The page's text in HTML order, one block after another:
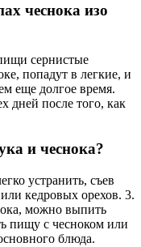
чеснока изо
сернистые
попадут в легкие, и
еще долгое время.
дней после того, как
и чеснока?
устранить, съев
кедровых орехов. 3.
можно выпить
пищу с чесноком или
блюда.